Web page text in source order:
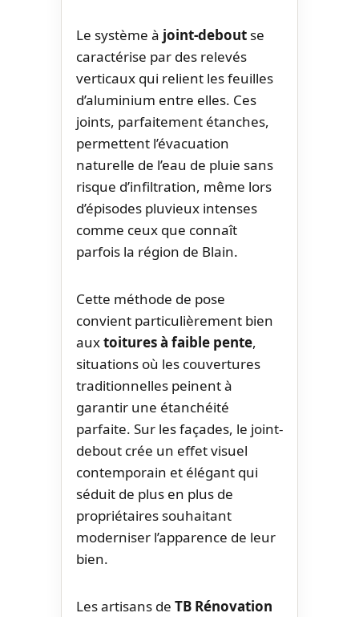
Le système à joint-debout se
caractérise par des relevés
verticaux qui relient les feuilles
d’aluminium entre elles. Ces
joints, parfaitement étanches,
permettent l’évacuation
naturelle de l’eau de pluie sans
risque d’infiltration, même lors
d’épisodes pluvieux intenses
comme ceux que connaît
parfois la région de Blain.
Cette méthode de pose
convient particulièrement bien
auxtoitures à faible pente,
situations où les couvertures
traditionnelles peinent à
garantir une étanchéité
parfaite. Sur les façades, le joint-
debout crée un effet visuel
contemporain et élégant qui
séduit de plus en plus de
propriétaires souhaitant
moderniser l’apparence de leur
bien.
Les artisans de TB Rénovation